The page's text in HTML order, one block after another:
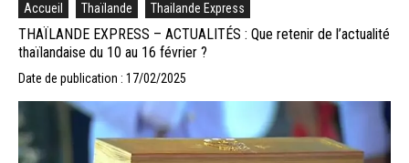
Accueil Thaïlande Thailande Express
THAÏLANDE EXPRESS – ACTUALITÉS : Que retenir de l’actualité
thaïlandaise du 10 au 16 février ?
Date de publication : 17/02/2025